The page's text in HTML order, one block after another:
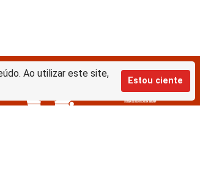
Ao utilizar este site,
Estou ciente